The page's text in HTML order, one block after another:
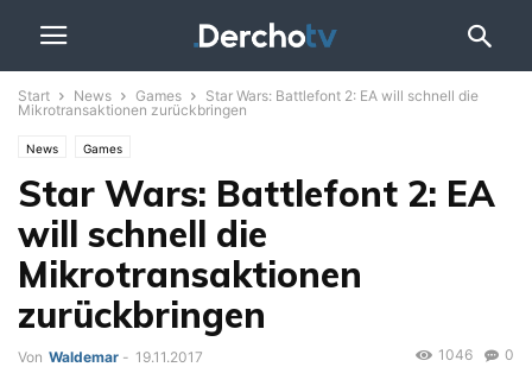
Start News Games
Star Wars: Battlefont 2: EA will schnell die
Mikrotransaktionen zurückbringen
News Games
Star Wars: Battlefont 2: EA
will schnell die
Mikrotransaktionen
zurückbringen
Von Waldemar - 19.11.2017 0
1046